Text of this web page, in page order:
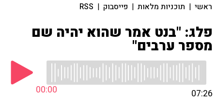
ראשי | תוכניות מלאות | פייסבוק |
RSS
פלג: "בנט אמר שהוא יהיה שם
מספר ערבים"
00:00 07:26